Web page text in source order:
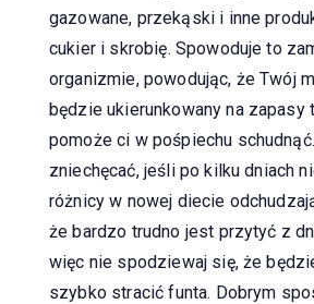
gazowane, przekąski i inne
cukier i skrobię. Spowoduje to
organizmie, powodując, że Twój
będzie ukierunkowany na zapasy
pomoże ci w pośpiechu
zniechęcać, jeśli po kilku dniach
różnicy w nowej diecie
że bardzo trudno jest przytyć z
więc nie spodziewaj się, że
szybko stracić funta. Dobrym